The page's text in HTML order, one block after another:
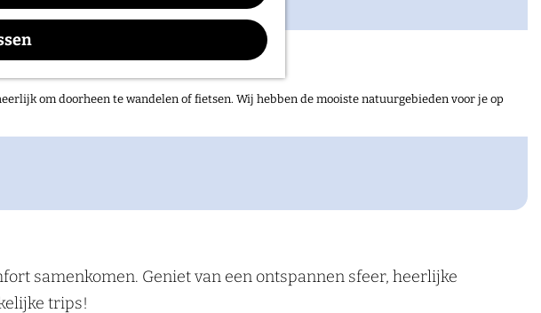
om doorheen te wandelen of fietsen. Wij hebben de mooiste natuurgebieden voor je op
samenkomen. Geniet van een ontspannen sfeer, heerlijke
trips!